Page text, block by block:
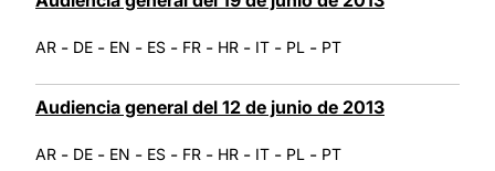
AR - DE - EN - ES - FR - HR - IT - PL - PT
Audiencia general del 12 de junio de 2013
AR - DE - EN - ES - FR - HR - IT - PL - PT